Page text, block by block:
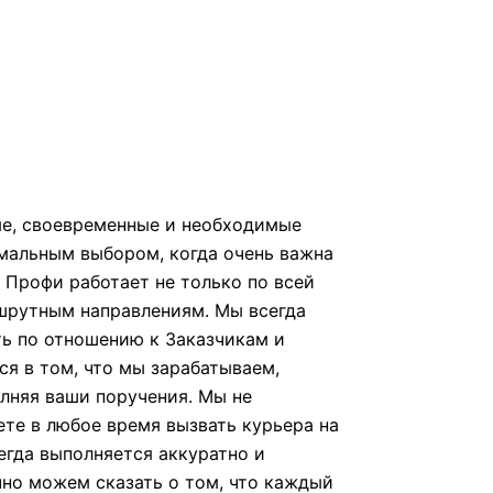
своевременные и необходимые
выбором, когда очень важна
работает не только по всей
направлениям. Мы всегда
по отношению к Заказчикам и
в том, что мы зарабатываем,
ваши поручения. Мы не
в любое время вызвать курьера на
выполняется аккуратно и
можем сказать о том, что каждый